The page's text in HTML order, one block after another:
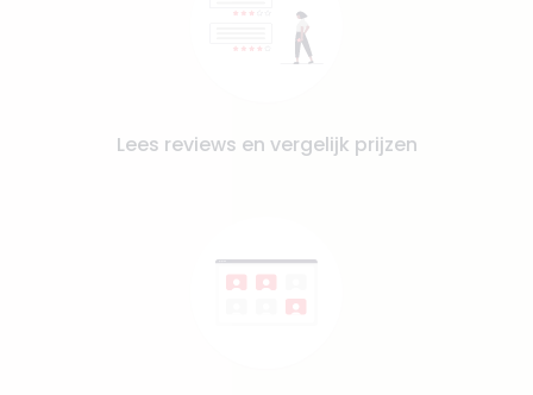
Lees reviews en vergelijk prijzen